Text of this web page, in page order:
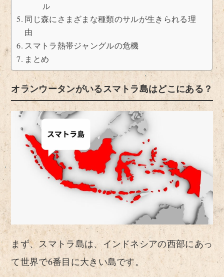
ル
同じ森にさまざまな種類のサルが生きられる理
由
スマトラ熱帯ジャングルの危機
まとめ
オランウータンがいるスマトラ島はどこにある？
まず、スマトラ島は、インドネシアの西部にあっ
て世界で6番目に大きい島です。